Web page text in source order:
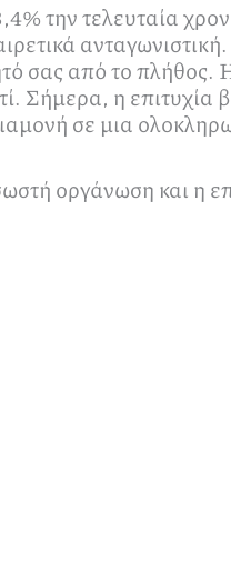
την τελευταία
σας από το
Σήμερα, η επιτυχία
σε μια
οργάνωση και η